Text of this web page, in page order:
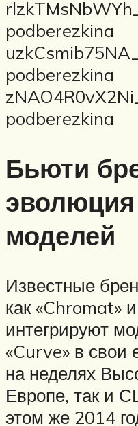
podberezkina
podberezkina
podberezkina
Бьюти
моделей
Известные
как «Chromat»
интегрируют
«Curve» в свои
на неделях
Европе, так и
этом же 2014